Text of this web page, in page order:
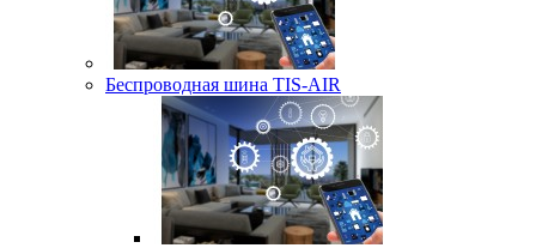
Беспроводная шина TIS-AIR